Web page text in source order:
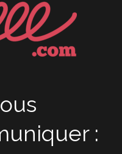
: